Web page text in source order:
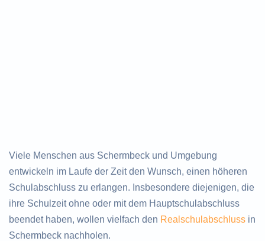
Viele Menschen aus Schermbeck und Umgebung
entwickeln im Laufe der Zeit den Wunsch, einen höheren
Schulabschluss zu erlangen. Insbesondere diejenigen, die
ihre Schulzeit ohne oder mit dem Hauptschulabschluss
beendet haben, wollen vielfach den Realschulabschluss in
Schermbeck nachholen.